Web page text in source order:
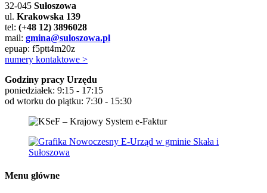
32-045 Sułoszowa
ul. Krakowska 139
tel: (+48 12) 3896028
mail: gmina@suloszowa.pl
epuap: f5ptt4m20z
numery kontaktowe >
Godziny pracy Urzędu
poniedziałek: 9:15 - 17:15
od wtorku do piątku: 7:30 - 15:30
Menu główne